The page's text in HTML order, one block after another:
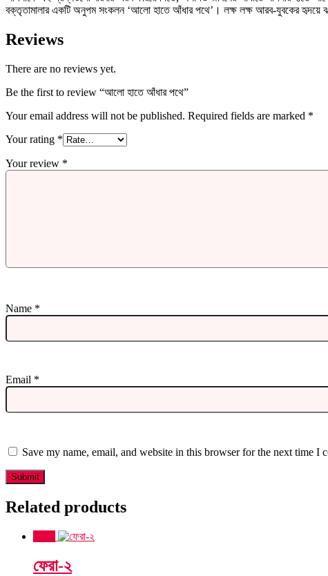
বক্তৃতামালার একটি অনুপম সংকলন ‘আলো হাতে আঁধার পথে’। লক্ষ লক্ষ আরব-যুবকের হৃদয়ে
Reviews
There are no reviews yet.
Be the first to review “আলো হাতে আঁধার পথে”
Your email address will not be published. Required fields are marked *
Your rating *
Your review *
Name *
Email *
Save my name, email, and website in this browser for the next time I
Related products
ফেরা-২